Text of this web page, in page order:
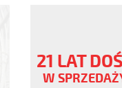
21 LAT
W